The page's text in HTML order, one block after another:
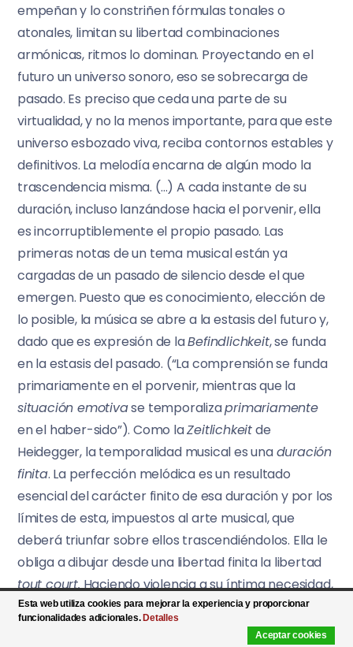
empeñan y lo constriñen fórmulas tonales o
atonales, limitan su libertad combinaciones
armónicas, ritmos lo dominan. Proyectando en el
futuro un universo sonoro, eso se sobrecarga de
pasado. Es preciso que ceda una parte de su
virtualidad, y no la menos importante, para que este
universo esbozado viva, reciba contornos estables y
definitivos. La melodía encarna de algún modo la
trascendencia misma. (…) A cada instante de su
duración, incluso lanzándose hacia el porvenir, ella
es incorruptiblemente el propio pasado. Las
primeras notas de un tema musical están ya
cargadas de un pasado de silencio desde el que
emergen. Puesto que es conocimiento, elección de
lo posible, la música se abre a la estasis del futuro y,
dado que es expresión de laBefindlichkeit, se funda
en la estasis del pasado. (“La comprensión se funda
primariamente en el porvenir, mientras que la
situación emotivase temporalizaprimariamente
en el haber-sido”). Como laZeitlichkeitde
Heidegger, la temporalidad musical es unaduración
finita. La perfección melódica es un resultado
esencial del carácter finito de esa duración y por los
límites de esta, impuestos al arte musical, que
deberá triunfar sobre ellos trascendiéndolos. Ella le
obliga a dibujar desde una libertad finita la libertad
tout court.Haciendo violencia a su íntima necesidad,
al fujo que es su ley, la música se atreve, en el interior
del movimiento mismo, a crear un universo sonoro,
Esta web utiliza cookies para mejorar la experiencia y proporcionar
funcionalidades adicionales. Detalles
Aceptar cookies